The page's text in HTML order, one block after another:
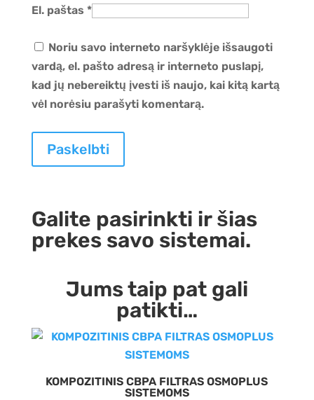
El. paštas *
Noriu savo interneto naršyklėje išsaugoti
vardą, el. pašto adresą ir interneto puslapį,
kad jų nebereiktų įvesti iš naujo, kai kitą kartą
vėl norėsiu parašyti komentarą.
Galite pasirinkti ir šias
prekes savo sistemai.
Jums taip pat gali
patikti…
KOMPOZITINIS CBPA FILTRAS OSMOPLUS
SISTEMOMS